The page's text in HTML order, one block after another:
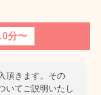
分〜
頂きます。その
いてご説明いたし